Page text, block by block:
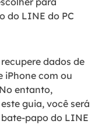
do LINE do PC
dados de
iPhone com ou
entanto,
guia, você será
papo do LINE